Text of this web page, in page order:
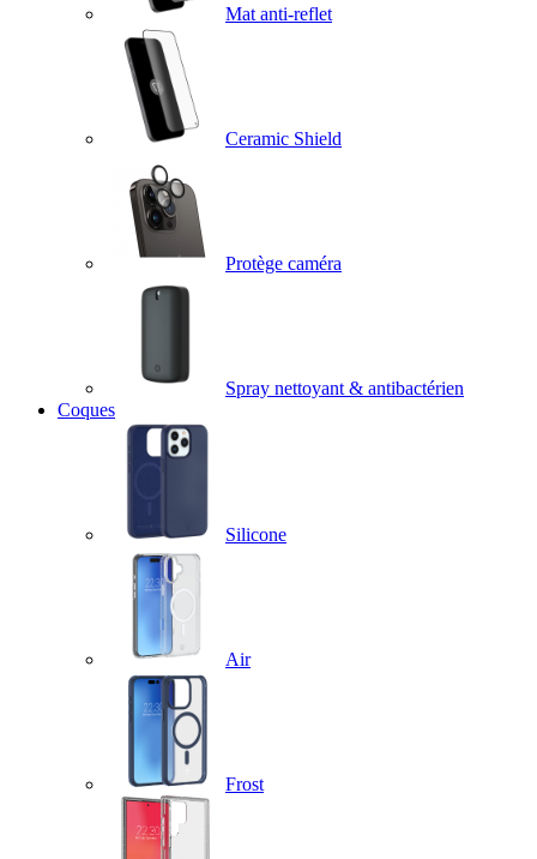
Mat anti-reflet
Ceramic Shield
Protège caméra
Spray nettoyant & antibactérien
Coques
Silicone
Air
Frost